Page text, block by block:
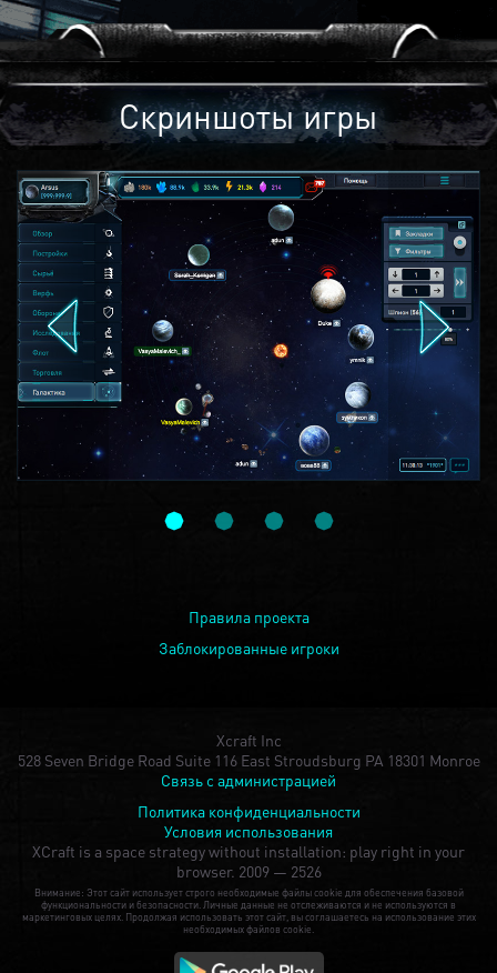
Скриншоты игры
Правила проекта
Заблокированные игроки
Xcraft Inc
528 Seven Bridge Road Suite 116 East Stroudsburg PA 18301 Monroe
Связь с администрацией
Политика конфиденциальности
Условия использования
XCraft is a space strategy without installation: play right in your
browser. 2009 — 2526
Внимание: Этот сайт использует строго необходимые файлы cookie для обеспечения базовой
функциональности и безопасности. Личные данные не отслеживаются и не используются в
маркетинговых целях. Продолжая использовать этот сайт, вы соглашаетесь на использование этих
необходимых файлов cookie.